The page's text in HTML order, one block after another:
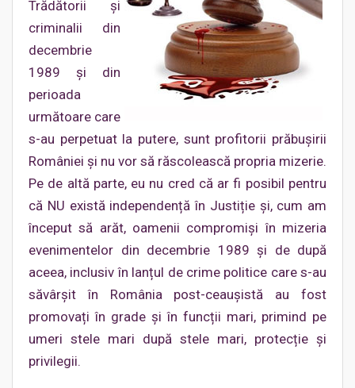
Trădătorii și
criminalii din
decembrie
1989 și din
perioada
următoare care
s-au perpetuat la putere, sunt profitorii prăbușirii
României și nu vor să răscolească propria mizerie.
Pe de altă parte, eu nu cred că ar fi posibil pentru
că NU există independență în Justiție și, cum am
început să arăt, oamenii compromiși în mizeria
evenimentelor din decembrie 1989 și de după
aceea, inclusiv în lanțul de crime politice care s-au
săvârșit în România post-ceaușistă au fost
promovați în grade și în funcții mari, primind pe
umeri stele mari după stele mari, protecție și
privilegii.